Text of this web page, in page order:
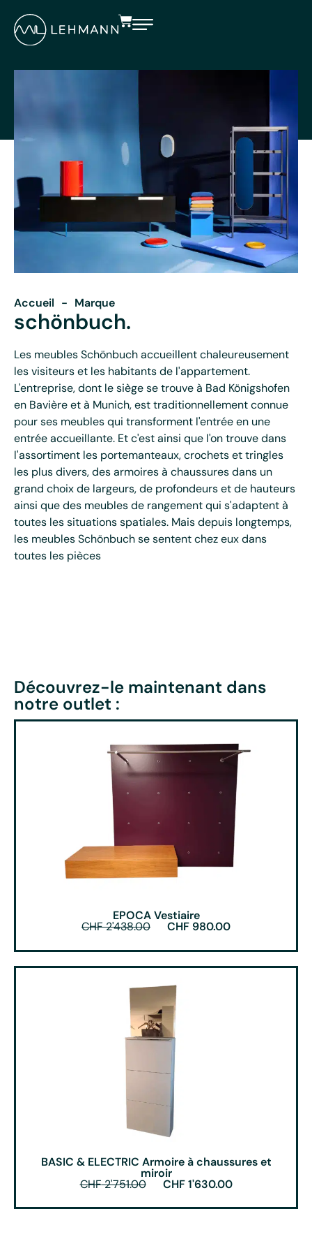
Accueil - Marque
schönbuch.
Les meubles Schönbuch accueillent chaleureusement
les visiteurs et les habitants de l'appartement.
L'entreprise, dont le siège se trouve à Bad Königshofen
en Bavière et à Munich, est traditionnellement connue
pour ses meubles qui transforment l'entrée en une
entrée accueillante. Et c'est ainsi que l'on trouve dans
l'assortiment les portemanteaux, crochets et tringles
les plus divers, des armoires à chaussures dans un
grand choix de largeurs, de profondeurs et de hauteurs
ainsi que des meubles de rangement qui s'adaptent à
toutes les situations spatiales. Mais depuis longtemps,
les meubles Schönbuch se sentent chez eux dans
toutes les pièces
Découvrez-le maintenant dans
notre outlet :
EPOCA Vestiaire
CHF2'438.00 CHF 980.00
BASIC & ELECTRIC Armoire à chaussures et
miroir
CHF2'751.00 CHF1'630.00